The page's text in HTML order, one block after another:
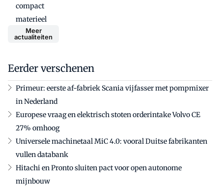
compact
materieel
Meer
actualiteiten
Eerder verschenen
Primeur: eerste af-fabriek Scania vijfasser met pompmixer
in Nederland
Europese vraag en elektrisch stoten orderintake Volvo CE
27% omhoog
Universele machinetaal MiC 4.0: vooral Duitse fabrikanten
vullen databank
Hitachi en Pronto sluiten pact voor open autonome
mijnbouw